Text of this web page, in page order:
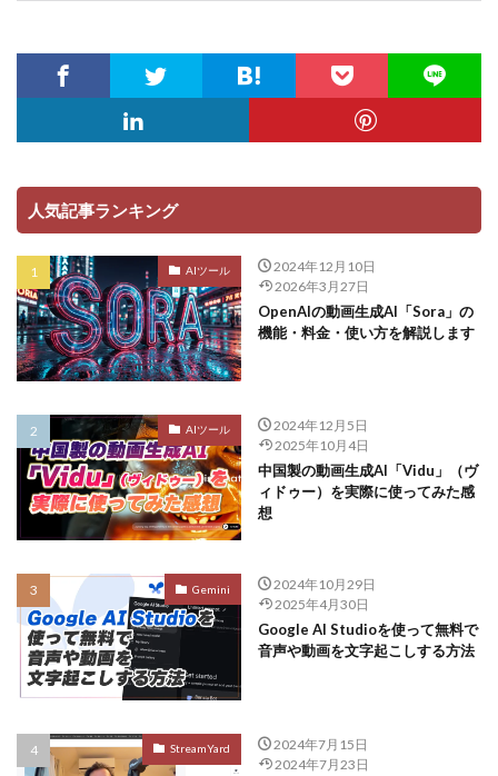
人気記事ランキング
AIツール
2024年12月10日
2026年3月27日
OpenAIの動画生成AI「Sora」の
機能・料金・使い方を解説します
AIツール
2024年12月5日
2025年10月4日
中国製の動画生成AI「Vidu」（ヴ
ィドゥー）を実際に使ってみた感
想
Gemini
2024年10月29日
2025年4月30日
Google AI Studioを使って無料で
音声や動画を文字起こしする方法
StreamYard
2024年7月15日
2024年7月23日